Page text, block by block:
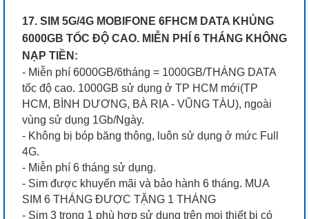
17. SIM 5G/4G MOBIFONE 6FHCM DATA KHỦNG
6000GB TỐC ĐỘ CAO. MIỄN PHÍ 6 THÁNG KHÔNG
NẠP TIỀN:
- Miễn phí 6000GB/6tháng = 1000GB/THÁNG DATA
tốc độ cao. 1000GB sử dụng ở TP HCM mới(TP
HCM, BÌNH DƯƠNG, BÀ RỊA - VŨNG TÀU), ngoài
vùng sử dụng 1Gb/Ngày.
- Không bị bóp băng thông, luôn sử dụng ở mức Full
4G.
- Miễn phí 6 tháng sử dụng.
- Sim được khuyến mãi và bảo hành 6 tháng. MUA
SIM 6 THÁNG ĐƯỢC TẶNG 1 THÁNG
- Sim 3 trong 1 phù hợp sử dụng trên mọi thiết bị có